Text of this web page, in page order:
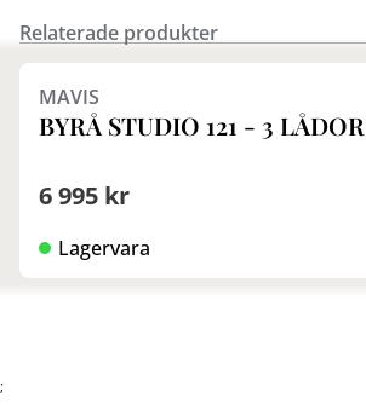
Relaterade produkter
MAVIS
BYRÅ STUDIO 121 - 3 LÅDOR
6 995 kr
Lagervara
;